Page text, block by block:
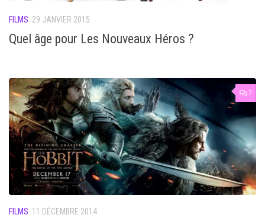
FILMS 29 JANVIER 2015
Quel âge pour Les Nouveaux Héros ?
7
FILMS 11 DÉCEMBRE 2014